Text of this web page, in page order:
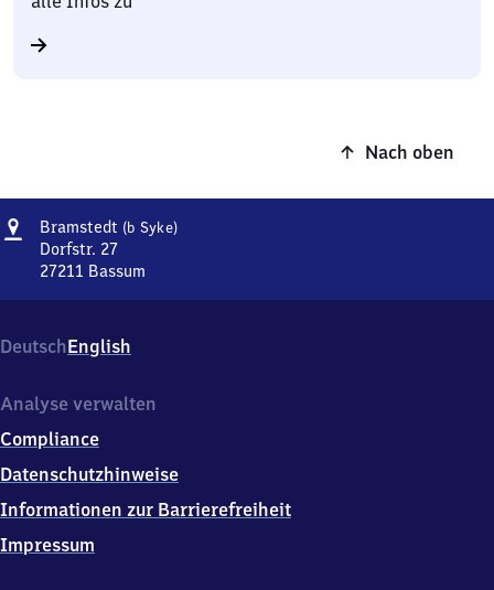
Nach oben
Adresse
Bramstedt (b Syke)Bramstedt
Dorfstr. 27
27211 Bassum
Syke),
Dorfstr.
2
2
1
Bassum
DeutschEnglish
Analyse verwalten
Compliance
Datenschutzhinweise
Informationen zur Barrierefreiheit
Impressum